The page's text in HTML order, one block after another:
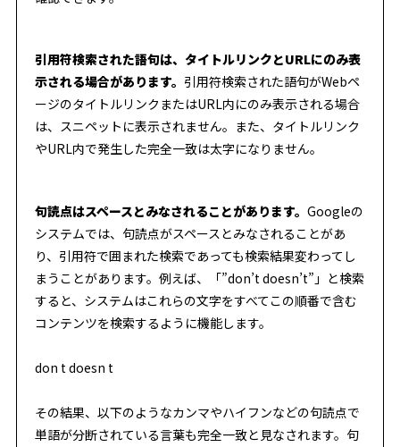
引用符検索された語句は、タイトルリンクとURLにのみ表
示される場合があります。 引用符検索された語句がWebペ
ージのタイトルリンクまたはURL内にのみ表示される場合
は、スニペットに表示されません。また、タイトルリンク
やURL内で発生した完全一致は太字になりません。
句読点はスペースとみなされることがあります。 Googleの
システムでは、句読点がスペースとみなされることがあ
り、引用符で囲まれた検索であっても検索結果変わってし
まうことがあります。例えば、「”don’t doesn’t”」と検索
すると、システムはこれらの文字をすべてこの順番で含む
コンテンツを検索するように機能します。
don t doesn t
その結果、以下のようなカンマやハイフンなどの句読点で
単語が分断されている言葉も完全一致と見なされます。句